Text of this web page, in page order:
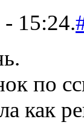
15:24.
по
как